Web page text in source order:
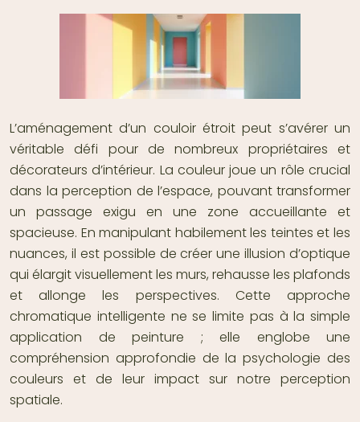
L’aménagement d’un couloir étroit peut s’avérer un
véritable défi pour de nombreux propriétaires et
décorateurs d’intérieur. La couleur joue un rôle crucial
dans la perception de l’espace, pouvant transformer
un passage exigu en une zone accueillante et
spacieuse. En manipulant habilement les teintes et les
nuances, il est possible de créer une illusion d’optique
qui élargit visuellement les murs, rehausse les plafonds
et allonge les perspectives. Cette approche
chromatique intelligente ne se limite pas à la simple
application de peinture ; elle englobe une
compréhension approfondie de la psychologie des
couleurs et de leur impact sur notre perception
spatiale.